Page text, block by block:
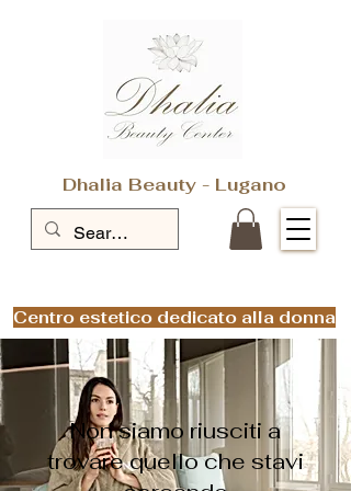
Centro estetico dedicato alla donna
Dhalia Beauty - Lugano
Non siamo riusciti a
trovare quello che stavi